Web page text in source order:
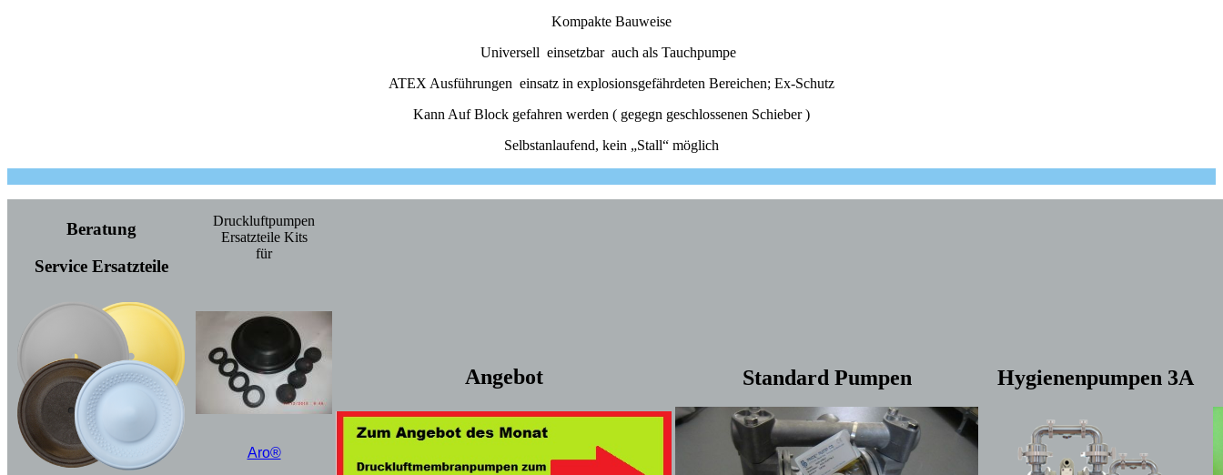
Kompakte Bauweise
Universell einsetzbar auch als Tauchpumpe
ATEX Ausführungen einsatz in explosionsgefährdeten Bereichen; Ex-Schutz
Kann Auf Block gefahren werden ( gegegn geschlossenen Schieber )
Selbstanlaufend, kein „Stall“ möglich
Beratung
Service Ersatzteile
Druckluftpumpen
Ersatzteile Kits
für
Aro®
Angebot Standard Pumpen Hygienenpumpen 3A